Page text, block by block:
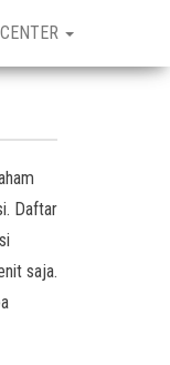
Daftar
saja.